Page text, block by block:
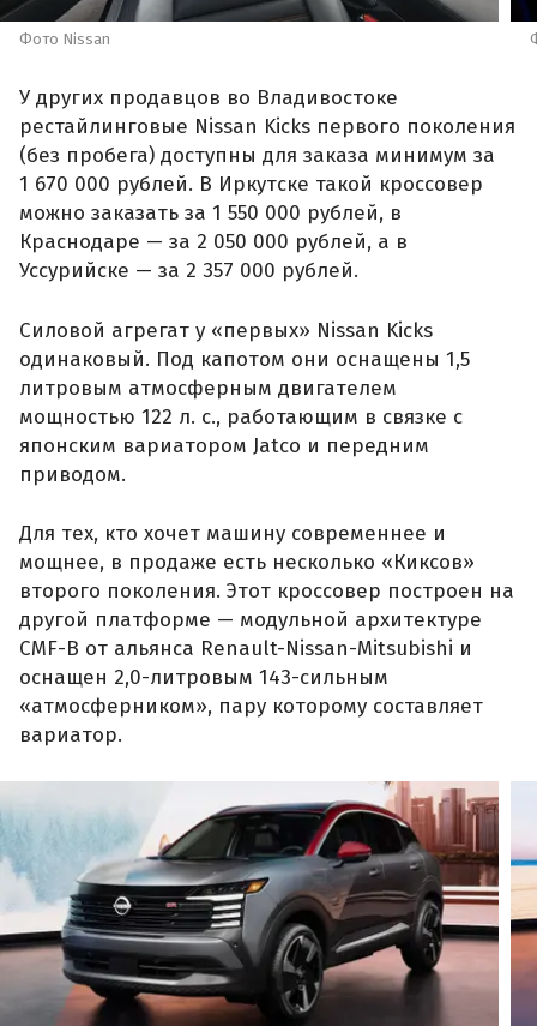
Фото Nissan
У других продавцов во Владивостоке
рестайлинговые Nissan Kicks первого поколения
(без пробега) доступны для заказа минимум за
1 670 000 рублей. В Иркутске такой кроссовер
можно заказать за 1 550 000 рублей, в
Краснодаре — за 2 050 000 рублей, а в
Уссурийске — за 2 357 000 рублей.
Силовой агрегат у «первых» Nissan Kicks
одинаковый. Под капотом они оснащены 1,5
литровым атмосферным двигателем
мощностью 122 л. с., работающим в связке с
японским вариатором Jatco и передним
приводом.
Для тех, кто хочет машину современнее и
мощнее, в продаже есть несколько «Киксов»
второго поколения. Этот кроссовер построен на
другой платформе — модульной архитектуре
CMF-B от альянса Renault-Nissan-Mitsubishi и
оснащен 2,0-литровым 143-сильным
«атмосферником», пару которому составляет
вариатор.